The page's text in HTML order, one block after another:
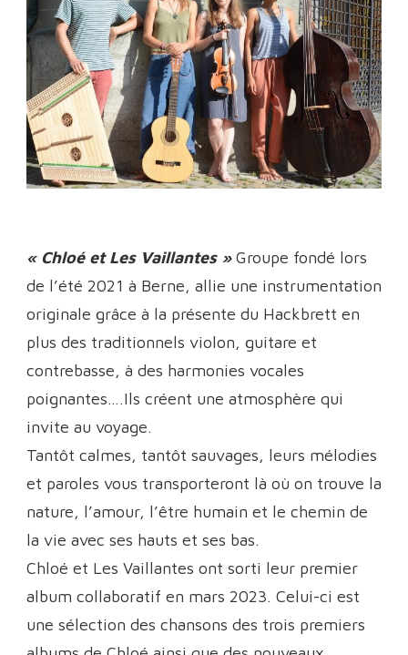
« Chloé et Les Vaillantes »Groupe fondé lors
de l’été 2021 à Berne, allie une instrumentation
originale grâce à la présente du Hackbrett en
plus des traditionnels violon, guitare et
contrebasse, à des harmonies vocales
poignantes….Ils créent une atmosphère qui
invite au voyage.
Tantôt calmes, tantôt sauvages, leurs mélodies
et paroles vous transporteront là où on trouve la
nature, l’amour, l’être humain et le chemin de
la vie avec ses hauts et ses bas.
Chloé et Les Vaillantes ont sorti leur premier
album collaboratif en mars 2023. Celui-ci est
une sélection des chansons des trois premiers